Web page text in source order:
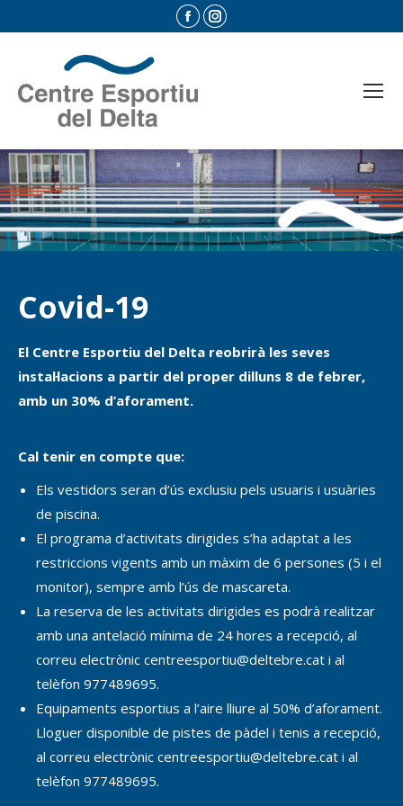
Facebook
in
Instagram
Covid-19
El Centre Esportiu del Delta reobrirà les seves
instal·lacions a partir del proper dilluns 8 de febrer,
amb un 30% d’aforament.
Cal tenir en compte que:
Els vestidors seran d’ús exclusiu pels usuaris i usuàries
de piscina.
El programa d’activitats dirigides s’ha adaptat a les
restriccions vigents amb un màxim de 6 persones (5 i el
monitor), sempre amb l’ús de mascareta.
La reserva de les activitats dirigides es podrà realitzar
amb una antelació mínima de 24 hores a recepció, al
correu electrònic centreesportiu@deltebre.cat i al
telèfon 977489695.
Equipaments esportius a l’aire lliure al 50% d’aforament.
Lloguer disponible de pistes de pàdel i tenis a recepció,
al correu electrònic centreesportiu@deltebre.cat i al
telèfon 977489695.